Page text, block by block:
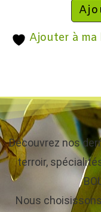
Ajouter à ma
Découvrez nos
terroir,
Nous